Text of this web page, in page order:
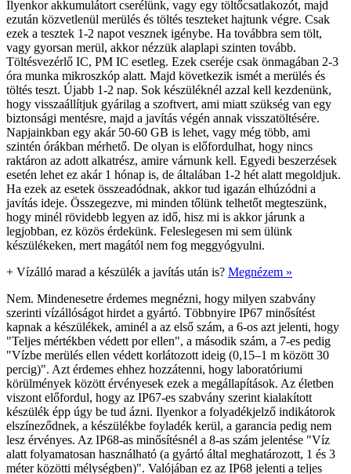
Ilyenkor akkumulátort cserélünk, vagy egy töltőcsatlakozót, majd
ezután közvetlenül merülés és töltés teszteket hajtunk végre. Csak
ezek a tesztek 1-2 napot vesznek igénybe. Ha továbbra sem tölt,
vagy gyorsan merül, akkor nézzük alaplapi szinten tovább.
Töltésvezérlő IC, PM IC esetleg. Ezek cseréje csak önmagában 2-3
óra munka mikroszkóp alatt. Majd következik ismét a merülés és
töltés teszt. Újabb 1-2 nap. Sok készüléknél azzal kell kezdenünk,
hogy visszaállítjuk gyárilag a szoftvert, ami miatt szükség van egy
biztonsági mentésre, majd a javítás végén annak visszatöltésére.
Napjainkban egy akár 50-60 GB is lehet, vagy még több, ami
szintén órákban mérhető. De olyan is előfordulhat, hogy nincs
raktáron az adott alkatrész, amire várnunk kell. Egyedi beszerzések
esetén lehet ez akár 1 hónap is, de általában 1-2 hét alatt megoldjuk.
Ha ezek az esetek összeadódnak, akkor tud igazán elhúzódni a
javítás ideje. Összegezve, mi minden tőlünk telhetőt megteszünk,
hogy minél rövidebb legyen az idő, hisz mi is akkor járunk a
legjobban, ez közös érdekünk. Feleslegesen mi sem ülünk
készülékeken, mert magától nem fog meggyógyulni.
+ Vízálló marad a készülék a javítás után is? Megnézem »
Nem. Mindenesetre érdemes megnézni, hogy milyen szabvány
szerinti vízállóságot hirdet a gyártó. Többnyire IP67 minősítést
kapnak a készülékek, aminél a az első szám, a 6-os azt jelenti, hogy
"Teljes mértékben védett por ellen", a második szám, a 7-es pedig
"Vízbe merülés ellen védett korlátozott ideig (0,15–1 m között 30
percig)". Azt érdemes ehhez hozzátenni, hogy laboratóriumi
körülmények között érvényesek ezek a megállapítások. Az életben
viszont előfordul, hogy az IP67-es szabvány szerint kialakított
készülék épp úgy be tud ázni. Ilyenkor a folyadékjelző indikátorok
elszíneződnek, a készülékbe foyladék kerül, a garancia pedig nem
lesz érvényes. Az IP68-as minősítésnél a 8-as szám jelentése "Víz
alatt folyamatosan használható (a gyártó által meghatározott, 1 és 3
méter közötti mélységben)". Valójában ez az IP68 jelenti a teljes